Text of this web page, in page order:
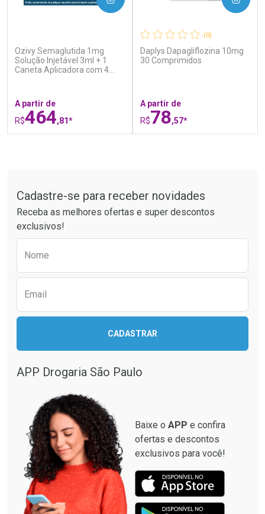
Ativar Desconto
Por R$ 51,02/cada
Comprar sem Desconto
Ativar Desconto
Por R$ 20,24/cada
Ozivy Semaglutida 1mg
Solução Injetável 3ml + 1
Caneta Aplicadora com 4
A partir de
R$464,81*
Comprar sem Desconto
Por R$ 664,02/cada
Comprar sem Desconto
(0)
Daplys Dapagliflozina 10mg
30 Comprimidos
A partir de
R$78,57*
Ativar Desconto
Comprar sem Desconto
Cadastre-se para receber novidades
Receba as melhores ofertas e super descontos
exclusivos!
Nome
Email
CADASTRAR
APP Drogaria São Paulo
Baixe o APP e confira
ofertas e descontos
exclusivos para você!